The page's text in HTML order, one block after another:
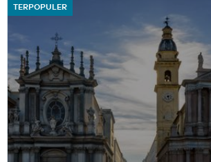
TERPOPULER